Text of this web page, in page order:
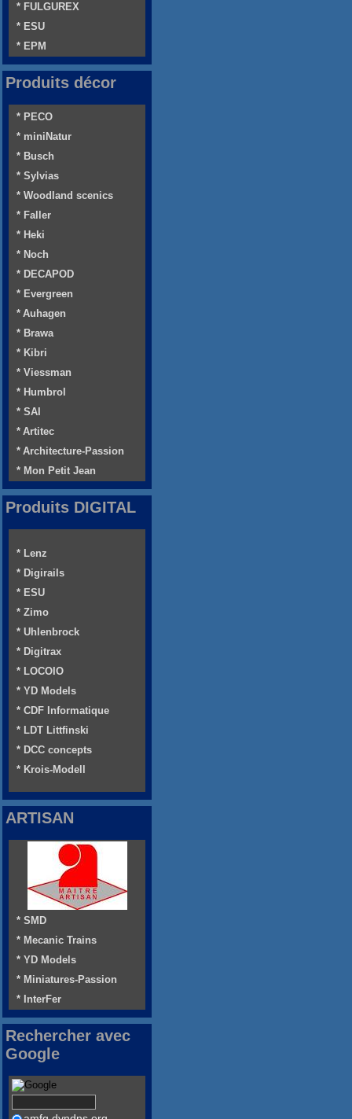
* FULGUREX
* ESU
* EPM
Produits décor
* PECO
* miniNatur
* Busch
* Sylvias
* Woodland scenics
* Faller
* Heki
* Noch
* DECAPOD
* Evergreen
* Auhagen
* Brawa
* Kibri
* Viessman
* Humbrol
* SAI
* Artitec
* Architecture-Passion
* Mon Petit Jean
Produits DIGITAL
* Lenz
* Digirails
* ESU
* Zimo
* Uhlenbrock
* Digitrax
* LOCOIO
* YD Models
* CDF Informatique
* LDT Littfinski
* DCC concepts
* Krois-Modell
ARTISAN
* SMD
* Mecanic Trains
* YD Models
* Miniatures-Passion
* InterFer
Rechercher avec
Google